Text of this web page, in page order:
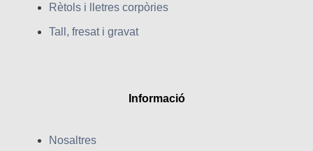
Rètols i lletres corpòries
Tall, fresat i gravat
Informació
Nosaltres